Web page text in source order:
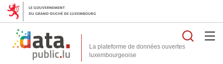
La plateforme de données ouvertes